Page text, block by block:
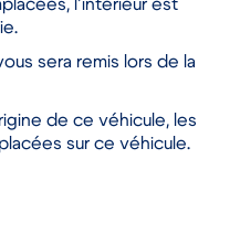
l’intérieur est
sera remis lors de la
de ce véhicule, les
sur ce véhicule.